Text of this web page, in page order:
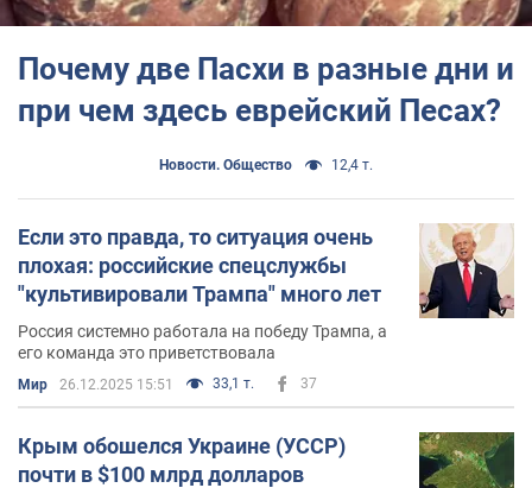
Почему две Пасхи в разные дни и
при чем здесь еврейский Песах?
Новости. Общество 12,4 т.
Если это правда, то ситуация очень
плохая: российские спецслужбы
"культивировали Трампа" много лет
Россия системно работала на победу Трампа, а
его команда это приветствовала
Мир 26.12.2025 15:51 33,1 т. 37
Крым обошелся Украине (УССР)
почти в $100 млрд долларов